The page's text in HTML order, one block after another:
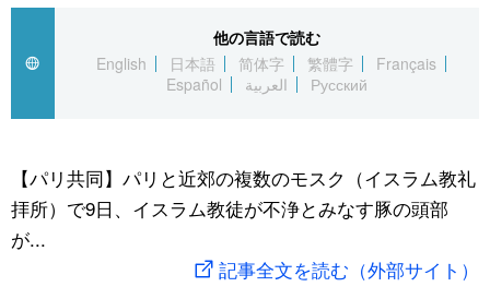
Русский
経済・ビジネス
国際
文化
トップ
アーカイブ
In-depth
Japan Data
動画/Live
スポーツ・東京2020
他の言語で読む
English
日本語 简体字 繁體字
Français
Español
العربية Русский
【パリ共同】パリと近郊の複数のモスク（イスラム教礼
拝所）で9日、イスラム教徒が不浄とみなす豚の頭部
が...
記事全文を読む（外部サイト）